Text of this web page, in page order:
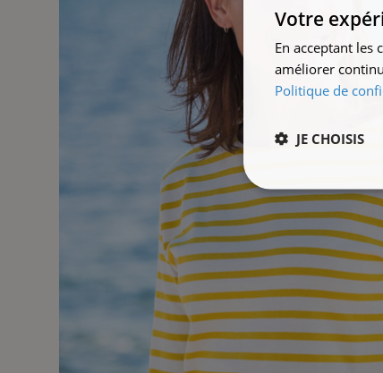
Votre
En acceptant les
améliorer
Politique de
JE CHOISIS